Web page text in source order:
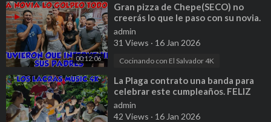
00:12:06
⁣Gran pizza de Chepe(SECO) no
creerás lo que le paso con su novia.
Papysugar lo delato. Parte 9
admin
31 Views · 16 Jan 2026
Cocinando con El Salvador 4K
⁣La Plaga contrato una banda para
celebrar este cumpleaños. FELIZ
CUMPLEAÑOS LOLY CARRANZA
admin
42 Views · 16 Jan 2026